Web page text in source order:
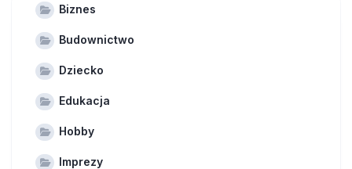
Biznes
Budownictwo
Dziecko
Edukacja
Hobby
Imprezy